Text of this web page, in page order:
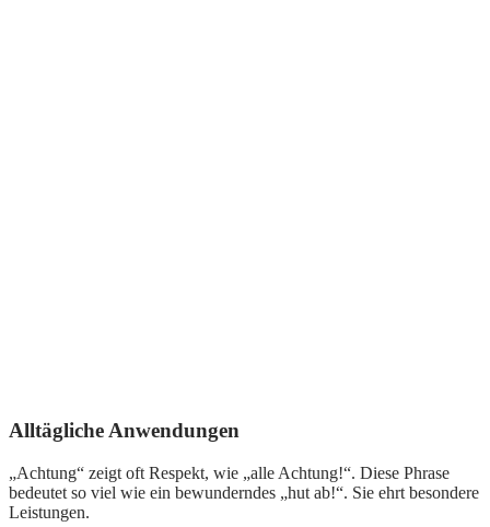
Alltägliche Anwendungen
„Achtung“ zeigt oft Respekt, wie „alle Achtung!“. Diese Phrase
bedeutet so viel wie ein bewunderndes „hut ab!“. Sie ehrt besondere
Leistungen.